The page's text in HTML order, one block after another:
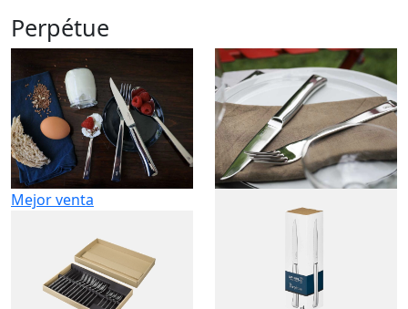
Perpétue
Mejor venta